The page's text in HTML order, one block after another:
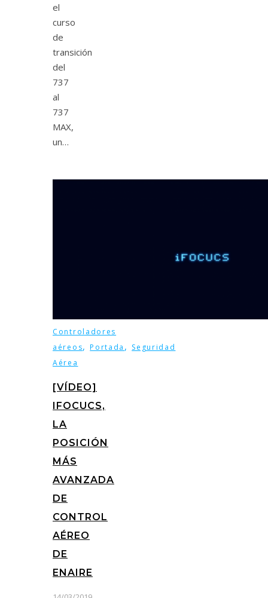
el
curso
de
transición
del
737
al
737
MAX,
un…
Controladores
aéreos,Portada , Seguridad
Aérea
[VÍDEO]
IFOCUCS,
LA
POSICIÓN
MÁS
AVANZADA
DE
CONTROL
AÉREO
DE
ENAIRE